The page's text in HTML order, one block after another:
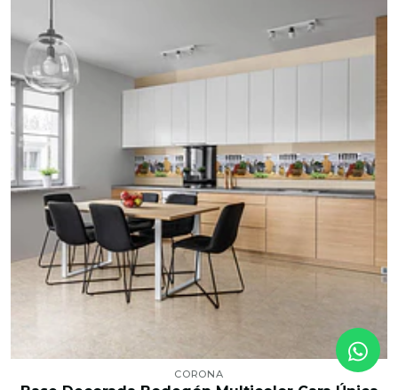
CORONA